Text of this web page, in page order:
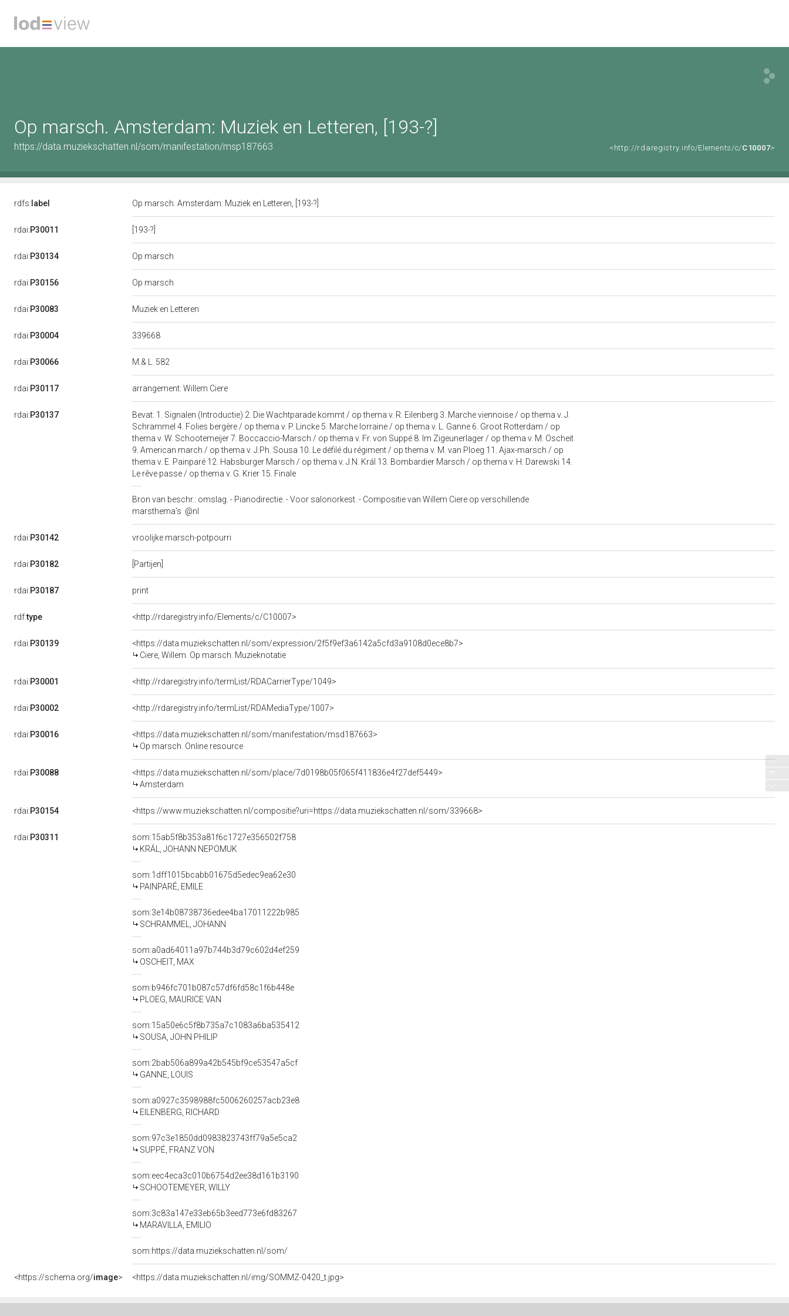
Op marsch. Amsterdam: Muziek en Letteren, [193-?]
https://data.muziekschatten.nl/som/manifestation/msp187663 <http://rdaregistry.info/Elements/c/C10007>
rdfs: label Op marsch. Amsterdam: Muziek en Letteren, [193-?]
rdai:P30011 [193-?]
rdai:P30134 Op marsch
rdai:P30156 Op marsch
rdai:P30083 Muziek en Letteren
rdai:P30004 339668
rdai:P30066 M.& L. 582
rdai:P30117 arrangement: Willem Ciere
rdai:P30137
Bevat: 1. Signalen (Introductie) 2. Die Wachtparade kommt / op thema v. R. Eilenberg 3. Marche viennoise / op thema v. J.
Schrammel 4. Folies bergère / op thema v. P. Lincke 5. Marche lorraine / op thema v. L. Ganne 6. Groot Rotterdam / op
thema v. W. Schootemeijer 7. Boccaccio-Marsch / op thema v. Fr. von Suppé 8. Im Zigeunerlager / op thema v. M. Oscheit
9. American march / op thema v. J.Ph. Sousa 10. Le défilé du régiment / op thema v. M. van Ploeg 11. Ajax-marsch / op
thema v. E. Painparé 12. Habsburger Marsch / op thema v. J.N. Král 13. Bombardier Marsch / op thema v. H. Darewski 14.
Le rêve passe / op thema v. G. Krier 15. Finale
Bron van beschr.: omslag. - Pianodirectie. - Voor salonorkest. - Compositie van Willem Ciere op verschillende
marsthema's @nl
rdai:P30142 vroolijke marsch-potpourri
rdai:P30182 [Partijen]
rdai:P30187 print
rdf:type <http://rdaregistry.info/Elements/c/C10007>
rdai:P30139
<https://data.muziekschatten.nl/som/expression/2f5f9ef3a6142a5cfd3a9108d0ece8b7>
Ciere, Willem. Op marsch. Muzieknotatie
rdai:P30001 <http://rdaregistry.info/termList/RDACarrierType/1049>
rdai:P30002 <http://rdaregistry.info/termList/RDAMediaType/1007>
rdai:P30016
<https://data.muziekschatten.nl/som/manifestation/msd187663>
Op marsch. Online resource
rdai:P30088
<https://data.muziekschatten.nl/som/place/7d0198b05f065f411836e4f27def5449>
Amsterdam
rdai:P30154 <https://www.muziekschatten.nl/compositie?uri=https://data.muziekschatten.nl/som/339668>
rdai:P30311
som:15ab5f8b353a81f6c1727e356502f758
KRÁL, JOHANN NEPOMUK
som:1dff1015bcabb01675d5edec9ea62e30
PAINPARÉ, EMILE
som:3e14b08738736edee4ba17011222b985
SCHRAMMEL, JOHANN
som:a0ad64011a97b744b3d79c602d4ef259
OSCHEIT, MAX
som:b946fc701b087c57df6fd58c1f6b448e
PLOEG, MAURICE VAN
som:15a50e6c5f8b735a7c1083a6ba535412
SOUSA, JOHN PHILIP
som:2bab506a899a42b545bf9ce53547a5cf
GANNE, LOUIS
som:a0927c3598988fc5006260257acb23e8
EILENBERG, RICHARD
som:97c3e1850dd0983823743ff79a5e5ca2
SUPPÉ, FRANZ VON
som:eec4eca3c010b6754d2ee38d161b3190
SCHOOTEMEYER, WILLY
som:3c83a147e33eb65b3eed773e6fd83267
MARAVILLA, EMILIO
som:https://data.muziekschatten.nl/som/
<https://schema.org/image> <https://data.muziekschatten.nl/img/SOMMZ-0420_t.jpg>